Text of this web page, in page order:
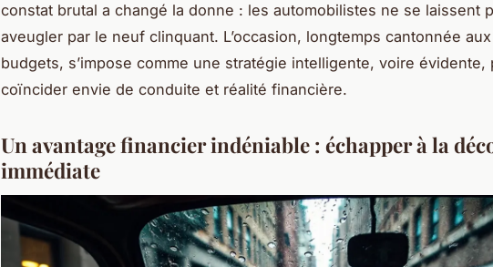
constat brutal a changé la donne : les automobilistes ne se laissent
aveugler par le neuf clinquant. L’occasion, longtemps cantonnée
budgets, s’impose comme une stratégie intelligente, voire évidente,
coïncider envie de conduite et réalité financière.
Un avantage financier indéniable : échapper à la
immédiate